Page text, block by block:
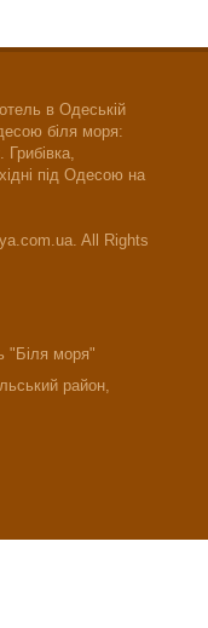
в Одеській
біля моря:
під Одесою на
All Rights
"Біля моря"
район,